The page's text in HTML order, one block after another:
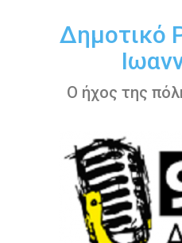
περιεχόμενοΔημοτικό
Ο ήχος της